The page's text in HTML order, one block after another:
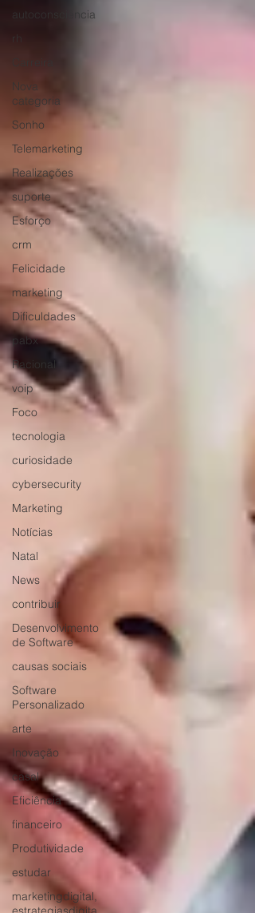
autoconsciência
rh
Nova
categoria
Sonho
Telemarketing
Realizações
suporte
Esforço
crm
Felicidade
marketing
Dificuldades
pabx
Racional
voip
Foco
tecnologia
curiosidade
cybersecurity
Marketing
Notícias
Natal
News
contribuir
Desenvolvimento
de Software
causas sociais
Software
Personalizado
arte
Inovação
casal
Eficiência
financeiro
Produtividade
estudar
marketingdigital,